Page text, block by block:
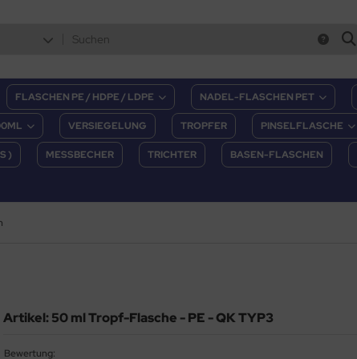
FLASCHEN PE / HDPE / LDPE NADEL-FLASCHEN PET
VERSIEGELUNG TROPFER PINSELFLASCHE
) MESSBECHER TRICHTER BASEN-FLASCHEN
Artikel: 50 ml Tropf-Flasche - PE - QK TYP3
Bewertung: